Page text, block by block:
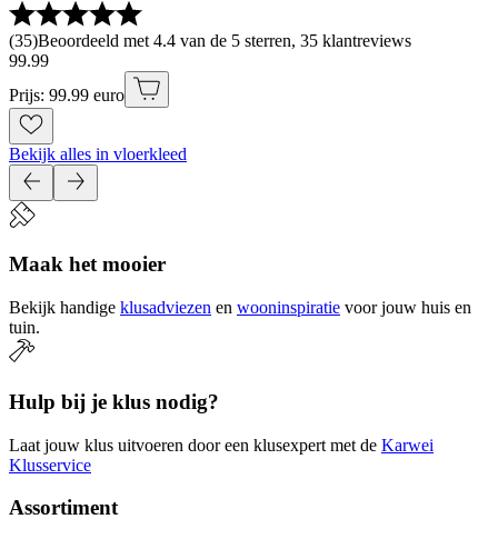
(35)Beoordeeld met 4.4 van de 5 sterren, 35 klantreviews
99.99
Prijs: 99.99 euro
Bekijk alles in vloerkleed
Maak het mooier
Bekijk handige klusadviezen en wooninspiratie voor jouw huis en
tuin.
Hulp bij je klus nodig?
Laat jouw klus uitvoeren door een klusexpert met de Karwei
Klusservice
Assortiment